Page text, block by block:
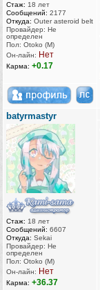
Стаж: 18 лет
Сообщений: 2177
Откуда: Outer asteroid belt
Провайдер: Не
определен
Пол: Otoko (M)
Он-лайн: Нет
Карма: +0.17
batyrmastyr
Стаж: 18 лет
Сообщений: 6607
Откуда: Sekai
Провайдер: Не
определен
Пол: Otoko (M)
Он-лайн: Нет
Карма: +36.37